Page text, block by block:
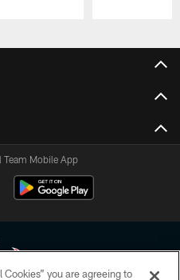
Mobile App
you are agreeing to